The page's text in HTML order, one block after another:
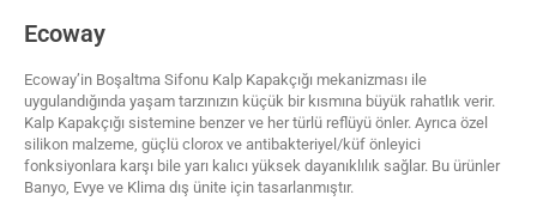
Ecoway
Ecoway’in Boşaltma Sifonu Kalp Kapakçığı mekanizması ile
uygulandığında yaşam tarzınızın küçük bir kısmına büyük rahatlık verir.
Kalp Kapakçığı sistemine benzer ve her türlü reflüyü önler. Ayrıca özel
silikon malzeme, güçlü clorox ve antibakteriyel/küf önleyici
fonksiyonlara karşı bile yarı kalıcı yüksek dayanıklılık sağlar. Bu ürünler
Banyo, Evye ve Klima dış ünite için tasarlanmıştır.